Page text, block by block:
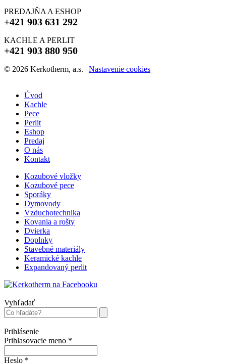
PREDAJŇA A ESHOP
+421 903 631 292
KACHLE A PERLIT
+421 903 880 950
© 2026 Kerkotherm, a.s. | Nastavenie cookies
Úvod
Kachle
Pece
Perlit
Eshop
Predaj
O nás
Kontakt
Kozubové vložky
Kozubové pece
Sporáky
Dymovody
Vzduchotechnika
Kovania a rošty
Dvierka
Doplnky
Stavebné materiály
Keramické kachle
Expandovaný perlit
Vyhľadať
Prihlásenie
Prihlasovacie meno *
Heslo *